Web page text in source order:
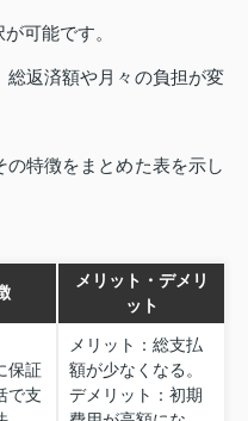
可能です。
総返済額や月々の負担が変
特徴をまとめた表を示し
メリット・デメリ
ット
保証
で支
メリット：総支払
額が少なくなる。
デメリット：初期